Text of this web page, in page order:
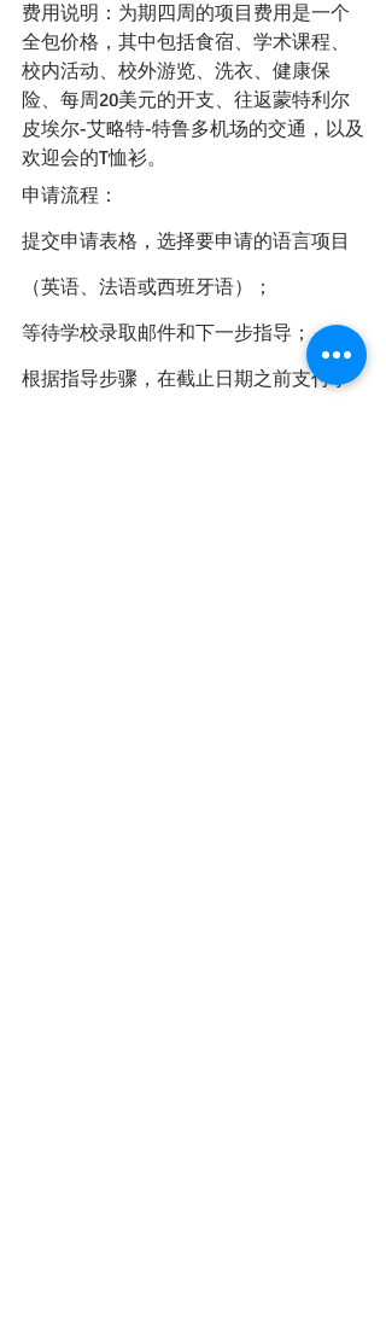
费用说明：为期四周的项目费用是一个
全包价格，其中包括食宿、学术课程、
校内活动、校外游览、洗衣、健康保
险、每周20美元的开支、往返蒙特利尔
皮埃尔-艾略特-特鲁多机场的交通，以及
欢迎会的T恤衫。
申请流程：
提交申请表格，选择要申请的语言项目
（英语、法语或西班牙语）；
等待学校录取邮件和下一步指导；
根据指导步骤，在截止日期之前支付学